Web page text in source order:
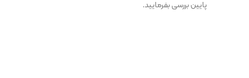
پایین بررسی بفرمایید.